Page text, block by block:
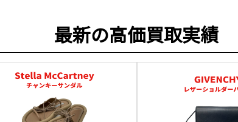
最新の高価買取実績